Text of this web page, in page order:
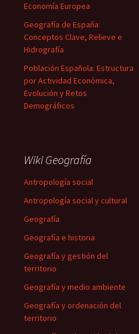
Economía Europea
Geografía de España:
Conceptos Clave, Relieve e
Hidrografía
Población Española: Estructura
por Actividad Económica,
Evolución y Retos
Demográficos
Wiki Geografía
Antropología social
Antropología social y cultural
Geografía
Geografía e historia
Geografía y gestión del
territorio
Geografía y medio ambiente
Geografía y ordenación del
territorio